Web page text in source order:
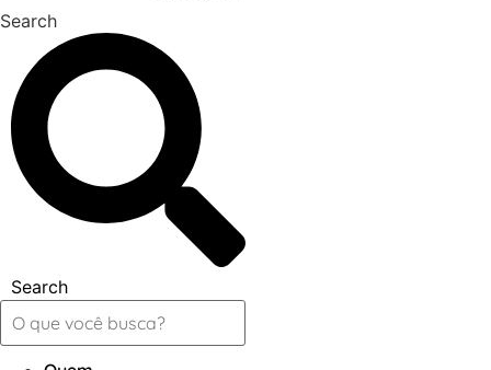
Search
Search